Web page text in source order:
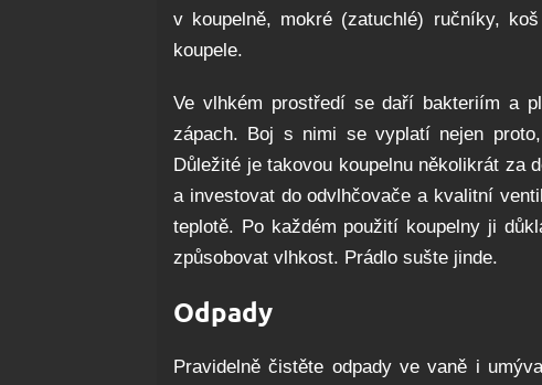
v koupelně, mokré (zatuchlé) ručníky,
koupele.
Ve vlhkém prostředí se daří bakteriím a
zápach. Boj s nimi se vyplatí nejen
Důležité je takovou koupelnu několikrát za
a investovat do odvlhčovače a kvalitní
teplotě. Po každém použití koupelny ji
způsobovat vlhkost. Prádlo sušte jinde.
Odpady
Pravidelně čistěte odpady ve vaně i